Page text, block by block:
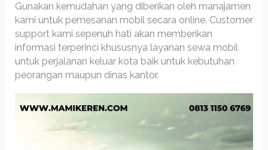
Gunakan kemudahan yang diberikan oleh manajamen
kami untuk pemesanan mobil secara online. Customer
support kami sepenuh hati akan memberikan
informasi terperinci khususnya layanan sewa mobil
untuk perjalanan keluar kota baik untuk kebutuhan
peorangan maupun dinas kantor.